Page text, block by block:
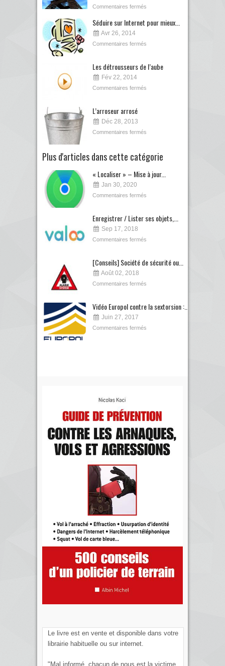
Commentaires fermés
Séduire sur Internet pour mieux...
Avr 26, 2014
Commentaires fermés
Les détrousseurs de l’aube
Fév 22, 2014
Commentaires fermés
L’arroseur arrosé
Déc 28, 2013
Commentaires fermés
Plus d'articles dans cette catégorie
« Localiser » – Mise à jour...
Jan 30, 2020
Commentaires fermés
Enregistrer / Lister ses objets,...
Sep 17, 2018
Commentaires fermés
[Conseils] Société de sécurité ou...
Août 02, 2018
Commentaires fermés
Vidéo Europol contre la sextorsion :...
Juin 27, 2017
Commentaires fermés
Le livre est en vente et disponible dans votre
librairie habituelle ou sur internet.
"Mal informé, chacun de nous est la victime